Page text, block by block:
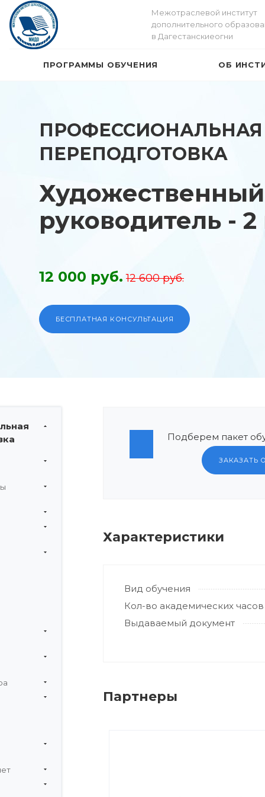
Межотраслевой институт
дополнительного
в Дагестанскиеогни
ПРОГРАММЫ ОБУЧЕНИЯ ОБ
ПРОФЕССИОНАЛЬНАЯ
ПЕРЕПОДГОТОВКА
Художественный
руководитель -
12 000 руб. 12 600 руб.
БЕСПЛАТНАЯ КОНСУЛЬТАЦИЯ
Подберем пакет
ЗАКАЗАТЬ
Характеристики
Вид обучения
Кол-во академических часов
Выдаваемый документ
Партнеры